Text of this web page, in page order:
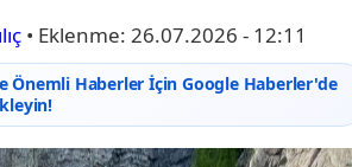
• Eklenme: 26.07.2026 - 12:11
Önemli Haberler İçin Google Haberler'de